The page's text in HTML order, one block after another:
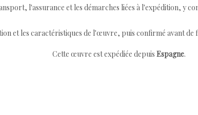
l'assurance et les démarches liées à l'expédition, y
et les caractéristiques de l'œuvre, puis confirmé avant de
Cette œuvre est expédiée depuis Espagne.